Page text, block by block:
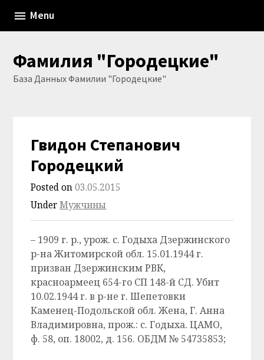
content
Menu
Фамилия "Городецкие"
База Данных Фамилии "Городецкие"
Гвидон Степанович
Городецкий
Posted on03.05.2015
UnderМужчины
– 1909 г. р., урож. с. Годыха Дзержинского
р-на Житомирской обл. 15.01.1944 г.
призван Дзержинским РВК,
красноармеец 654-го СП 148-й СД. Убит
10.02.1944 г. в р-не г. Шепетовки
Каменец-Подольской обл. Жена, Г. Анна
Владимировна, прож.: с. Годыха. ЦАМО,
ф. 58, оп. 18002, д. 156. ОБДМ № 54735853;